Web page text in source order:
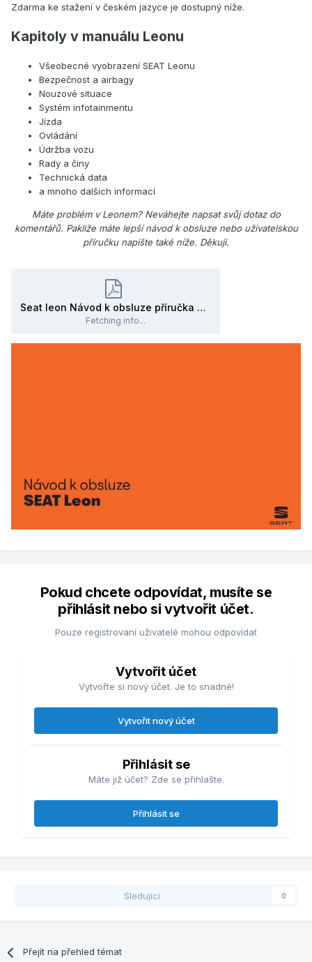
Zdarma ke stažení v českém jazyce je dostupný níže.
Kapitoly v manuálu Leonu
Všeobecné vyobrazení SEAT Leonu
Bezpečnost a airbagy
Nouzové situace
Systém infotainmentu
Jízda
Ovládání
Údržba vozu
Rady a činy
Technická data
a mnoho dalších informací
Máte problém v Leonem? Neváhejte napsat svůj dotaz do
komentářů. Pakliže máte lepší návod k obsluze nebo uživatelskou
příručku napište také níže. Děkuji.
Seat leon Návod k obsluze příručka manuál.pdf
Fetching info...
Pokud chcete odpovídat, musíte se
přihlásit nebo si vytvořit účet.
Pouze registrovaní uživatelé mohou odpovídat
Vytvořit účet
Vytvořte si nový účet. Je to snadné!
Vytvořit nový účet
Přihlásit se
Máte již účet? Zde se přihlašte.
Přihlásit se
Sledující 0
Přejít na přehled témat